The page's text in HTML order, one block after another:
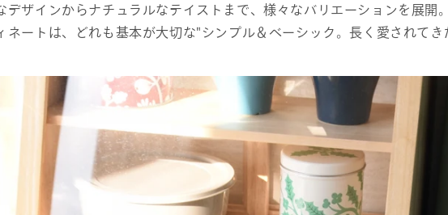
デザインからナチュラルなテイストまで、様々なバリエーションを展開
ネートは、どれも基本が大切な"シンプル＆ベーシック。長く愛されてき